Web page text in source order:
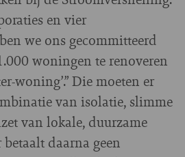
en vier
we ons gecommitteerd
woningen te renoveren
woning’.” Die moeten er
van isolatie, slimme
van lokale, duurzame
daarna geen